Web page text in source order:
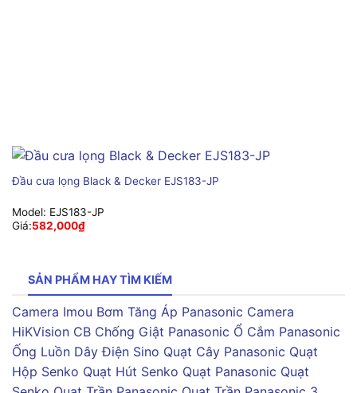
Đầu cưa lọng Black & Decker EJS183-JP
Model: EJS183-JP
Giá:582,000₫
SẢN PHẨM HAY TÌM KIẾM
Camera Imou Bơm Tăng Áp Panasonic Camera
HiKVision CB Chống Giật Panasonic Ổ Cắm Panasonic
Ống Luồn Dây Điện Sino Quạt Cây Panasonic Quạt
Hộp Senko Quạt Hút Senko Quạt Panasonic Quạt